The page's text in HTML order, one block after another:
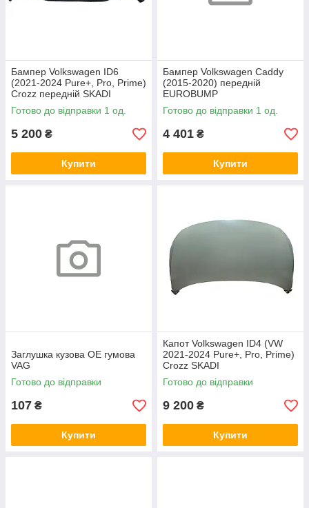
Бампер Volkswagen ID6
(2021-2024 Pure+, Pro, Prime)
Crozz передній SKADI
Готово до відправки 1 од.
5 200 ₴
Купити
Бампер Volkswagen Caddy
(2015-2020) передній
EUROBUMP
Готово до відправки 1 од.
4 401 ₴
Купити
Заглушка кузова OE гумова
VAG
Готово до відправки
107 ₴
Купити
Капот Volkswagen ID4 (VW
2021-2024 Pure+, Pro, Prime)
Crozz SKADI
Готово до відправки
9 200 ₴
Купити